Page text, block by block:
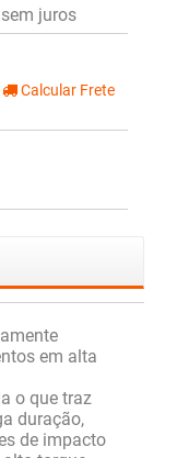
juros
Calcular Frete
em alta
o que traz
duração,
de impacto